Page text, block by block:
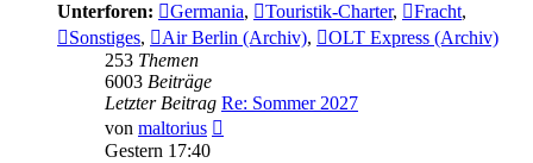
Unterforen:
Germania, Touristik-Charter, Fracht,
Sonstiges, Air Berlin (Archiv),
OLT Express (Archiv)
253 Themen
6003 Beiträge
Letzter Beitrag Re: Sommer 2027
von maltorius
Gestern 17:40